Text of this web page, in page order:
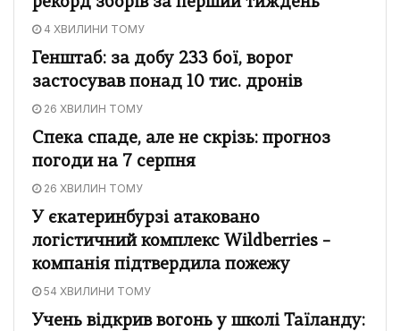
4 ХВИЛИНИ ТОМУ
Генштаб: за добу 233 бої, ворог
застосував понад 10 тис. дронів
26 ХВИЛИН ТОМУ
Спека спаде, але не скрізь: прогноз
погоди на 7 серпня
26 ХВИЛИН ТОМУ
У єкатеринбурзі атаковано
логістичний комплекс Wildberries –
компанія підтвердила пожежу
54 ХВИЛИНИ ТОМУ
Учень відкрив вогонь у школі Таїланду: